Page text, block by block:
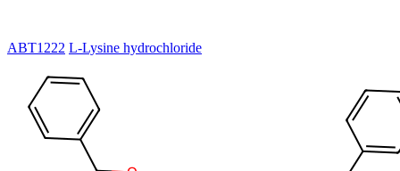
ABT1222 L-Lysine hydrochloride